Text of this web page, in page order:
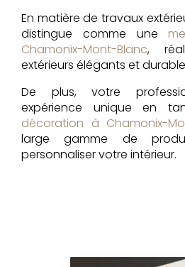
En matière de travaux
distingue comme une
Chamonix-Mont-Blanc,
extérieurs élégants et
De plus, votre
expérience unique en
décoration à Chamonix-
large gamme de
personnaliser votre intérieur.